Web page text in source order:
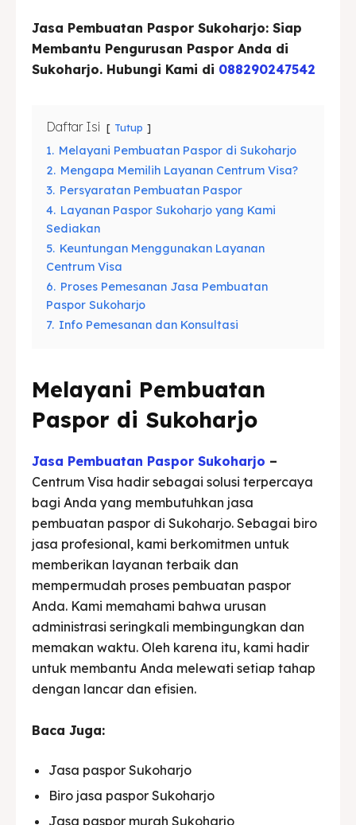
Asuransi
Blog
Asuransi
Blog
Jasa Pembuatan Paspor Sukoharjo: Siap
Membantu Pengurusan Paspor Anda di
Sukoharjo. Hubungi Kami di 088290247542
Daftar Isi Tutup
1. Melayani Pembuatan Paspor di Sukoharjo
2. Mengapa Memilih Layanan Centrum Visa?
3. Persyaratan Pembuatan Paspor
4. Layanan Paspor Sukoharjo yang Kami
Sediakan
5. Keuntungan Menggunakan Layanan
Centrum Visa
6. Proses Pemesanan Jasa Pembuatan
Paspor Sukoharjo
7. Info Pemesanan dan Konsultasi
Melayani Pembuatan
Paspor di Sukoharjo
Jasa Pembuatan Paspor Sukoharjo –
Centrum Visa hadir sebagai solusi terpercaya
bagi Anda yang membutuhkan jasa
pembuatan paspor di Sukoharjo. Sebagai biro
jasa profesional, kami berkomitmen untuk
memberikan layanan terbaik dan
mempermudah proses pembuatan paspor
Anda. Kami memahami bahwa urusan
administrasi seringkali membingungkan dan
memakan waktu. Oleh karena itu, kami hadir
untuk membantu Anda melewati setiap tahap
dengan lancar dan efisien.
Baca Juga:
Jasa paspor Sukoharjo
Biro jasa paspor Sukoharjo
Jasa paspor murah Sukoharjo